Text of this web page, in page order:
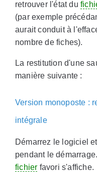
retrouver l'état du
(par exemple
aurait conduit à
nombre de fiches).
La restitution d'une
manière suivante :
Version monoposte :
intégrale
Démarrez le logiciel
pendant le
fichier favori s'affiche.